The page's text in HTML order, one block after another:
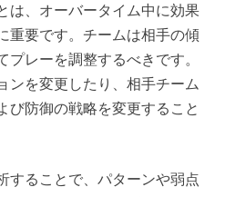
は、オーバータイム中に効果
重要です。チームは相手の傾
レーを調整するべきです。
ンを変更したり、相手チーム
び防御の戦略を変更すること
することで、パターンや弱点